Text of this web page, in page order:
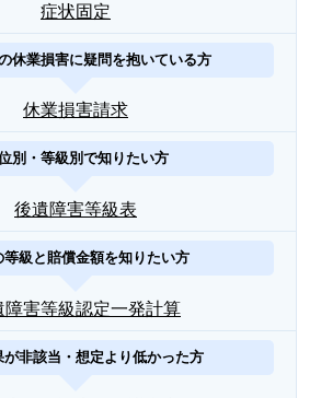
症状固定
休業損害に疑問を抱いている方
休業損害請求
別・等級別で知りたい方
後遺障害等級表
等級と賠償金額を知りたい方
障害等級認定一発計算
が非該当・想定より低かった方